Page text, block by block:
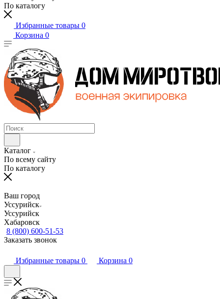
По каталогу
Избранные товары 0
Корзина 0
Каталог
По всему сайту
По каталогу
Ваш город
Уссурийск
Уссурийск
Хабаровск
8 (800) 600-51-53
Заказать звонок
Избранные товары 0 Корзина 0